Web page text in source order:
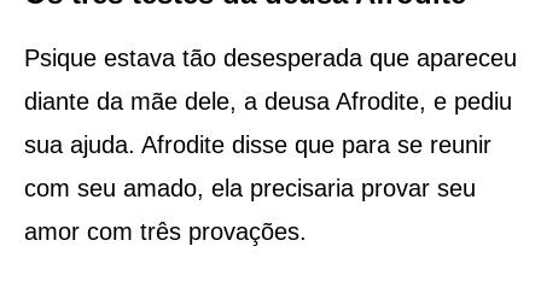
Psique estava tão desesperada que apareceu
diante da mãe dele, a deusa Afrodite, e pediu
sua ajuda. Afrodite disse que para se reunir
com seu amado, ela precisaria provar seu
amor com três provações.